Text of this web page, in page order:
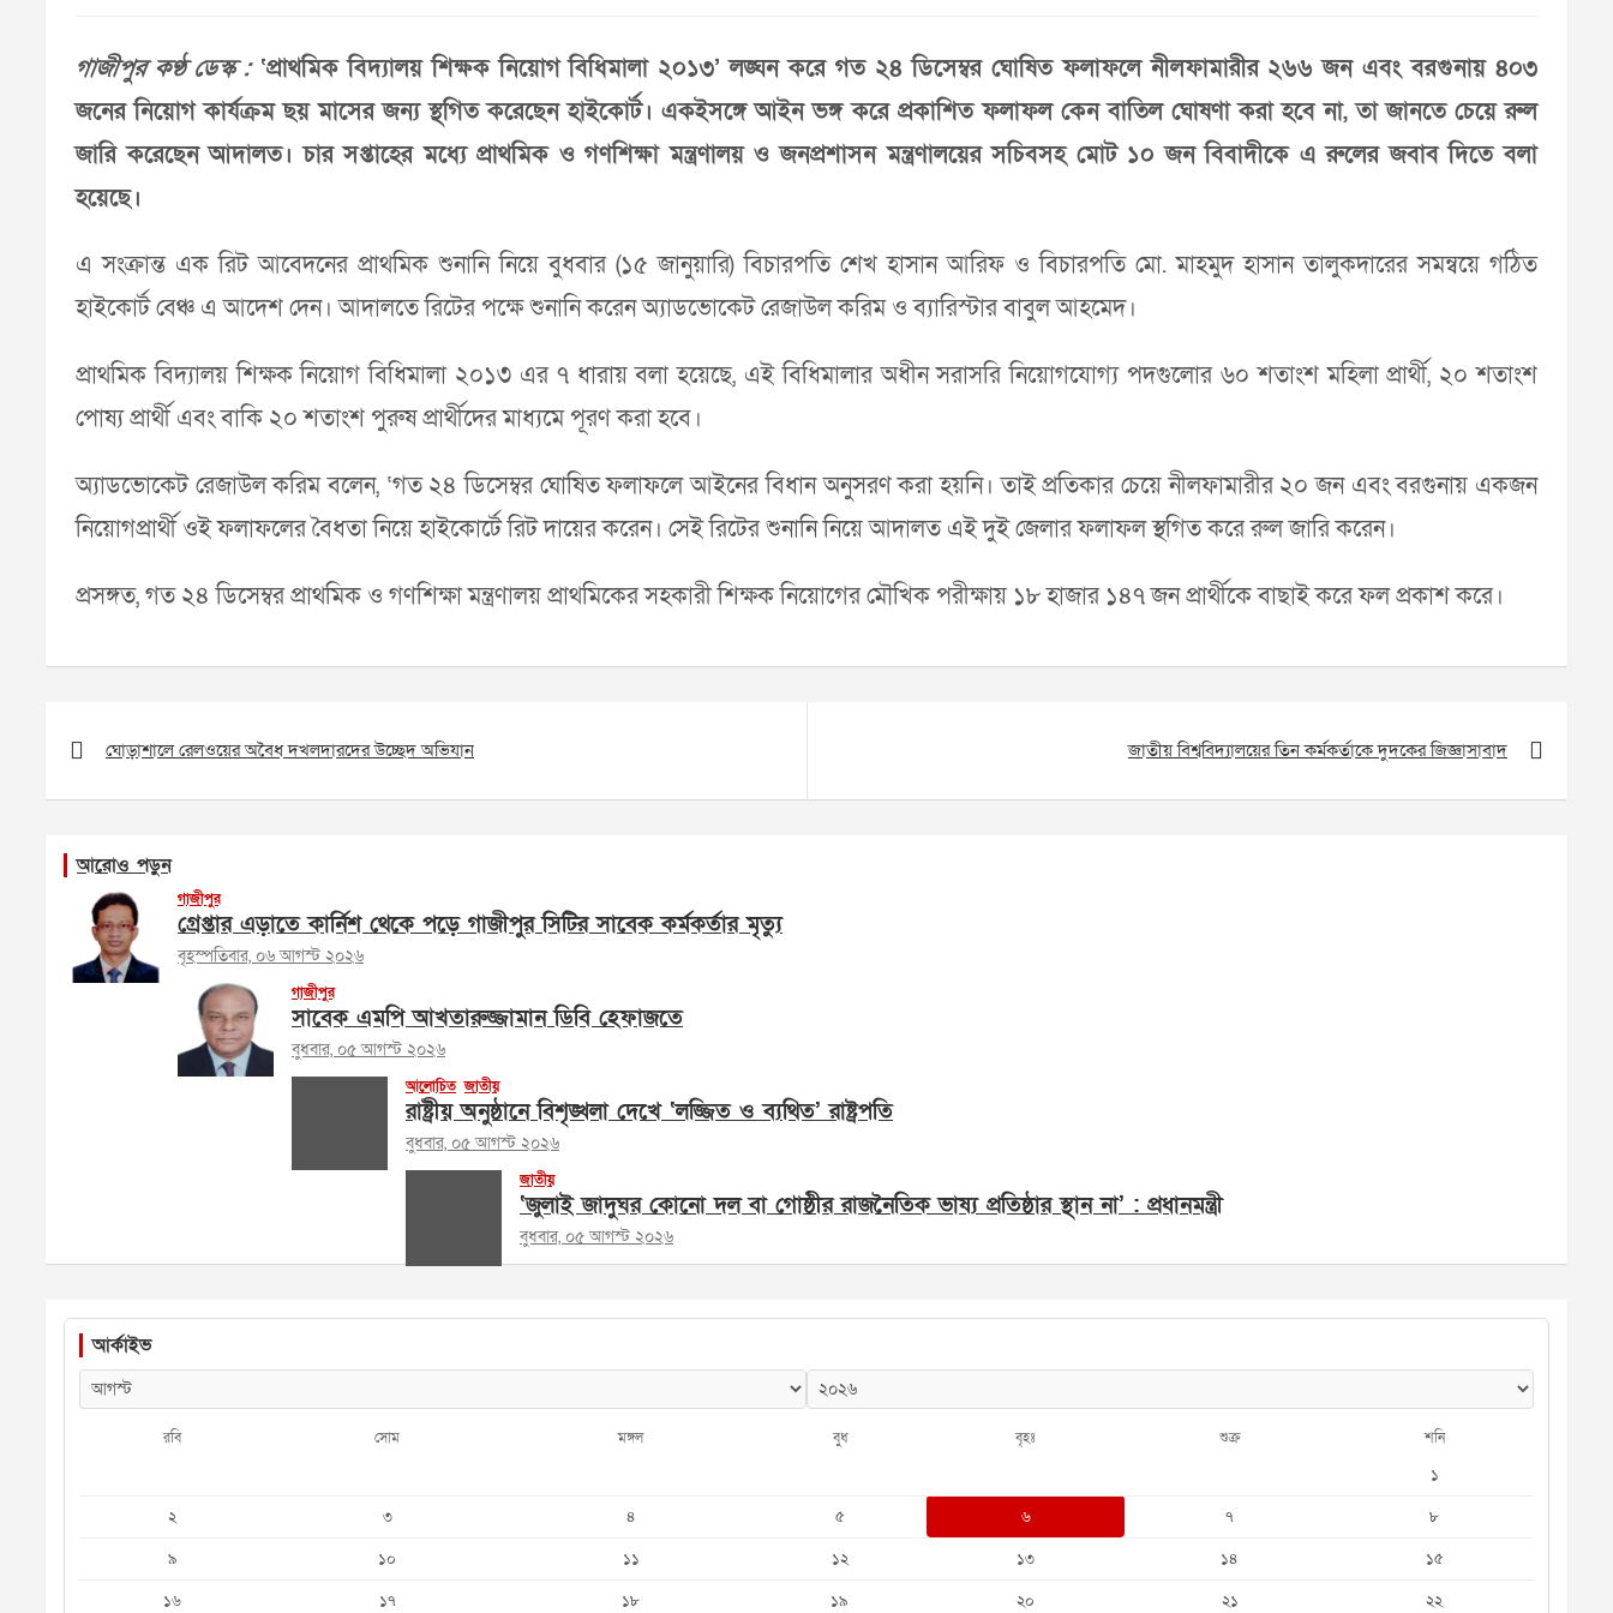
গাজীপুর কণ্ঠ ডেস্ক :‘প্রাথমিক বিদ্যালয় শিক্ষক নিয়োগ বিধিমালা ২০১৩’ লঙ্ঘন করে গত ২৪ ডিসেম্বর ঘোষিত ফলাফলে নীলফামারীর ২৬৬ জন এবং বরগুনায় ৪০৩
জনের নিয়োগ কার্যক্রম ছয় মাসের জন্য স্থগিত করেছেন হাইকোর্ট। একইসঙ্গে আইন ভঙ্গ করে প্রকাশিত ফলাফল কেন বাতিল ঘোষণা করা হবে না, তা জানতে চেয়ে রুল
জারি করেছেন আদালত। চার সপ্তাহের মধ্যে প্রাথমিক ও গণশিক্ষা মন্ত্রণালয় ও জনপ্রশাসন মন্ত্রণালয়ের সচিবসহ মোট ১০ জন বিবাদীকে এ রুলের জবাব দিতে বলা
হয়েছে।
এ সংক্রান্ত এক রিট আবেদনের প্রাথমিক শুনানি নিয়ে বুধবার (১৫ জানুয়ারি) বিচারপতি শেখ হাসান আরিফ ও বিচারপতি মো. মাহমুদ হাসান তালুকদারের সমন্বয়ে গঠিত
হাইকোর্ট বেঞ্চ এ আদেশ দেন। আদালতে রিটের পক্ষে শুনানি করেন অ্যাডভোকেট রেজাউল করিম ও ব্যারিস্টার বাবুল আহমেদ।
প্রাথমিক বিদ্যালয় শিক্ষক নিয়োগ বিধিমালা ২০১৩ এর ৭ ধারায় বলা হয়েছে, এই বিধিমালার অধীন সরাসরি নিয়োগযোগ্য পদগুলোর ৬০ শতাংশ মহিলা প্রার্থী, ২০ শতাংশ
পোষ্য প্রার্থী এবং বাকি ২০ শতাংশ পুরুষ প্রার্থীদের মাধ্যমে পূরণ করা হবে।
অ্যাডভোকেট রেজাউল করিম বলেন, ‘গত ২৪ ডিসেম্বর ঘোষিত ফলাফলে আইনের বিধান অনুসরণ করা হয়নি। তাই প্রতিকার চেয়ে নীলফামারীর ২০ জন এবং বরগুনায় একজন
নিয়োগপ্রার্থী ওই ফলাফলের বৈধতা নিয়ে হাইকোর্টে রিট দায়ের করেন। সেই রিটের শুনানি নিয়ে আদালত এই দুই জেলার ফলাফল স্থগিত করে রুল জারি করেন।
প্রসঙ্গত, গত ২৪ ডিসেম্বর প্রাথমিক ও গণশিক্ষা মন্ত্রণালয় প্রাথমিকের সহকারী শিক্ষক নিয়োগের মৌখিক পরীক্ষায় ১৮ হাজার ১৪৭ জন প্রার্থীকে বাছাই করে ফল প্রকাশ করে।
navigation
ঘোড়াশালে রেলওয়ের অবৈধ দখলদারদের উচ্ছেদ অভিযান জাতীয় বিশ্ব‌বিদ্যালয়ের তিন কর্মকর্তাকে দুদকের জিজ্ঞাসাবাদ
আরোও পড়ুন
গাজীপুর
গ্রেপ্তার এড়াতে কার্নিশ থেকে পড়ে গাজীপুর সিটির সাবেক কর্মকর্তার মৃত্যু
বৃহস্পতিবার, ০৬ আগস্ট ২০২৬
গাজীপুর
সাবেক এমপি আখতারুজ্জামান ডিবি হেফাজতে
বুধবার, ০৫ আগস্ট ২০২৬
আলোচিত জাতীয়
রাষ্ট্রীয় অনুষ্ঠানে বিশৃঙ্খলা দেখে ‘লজ্জিত ও ব্যথিত’ রাষ্ট্রপতি
বুধবার, ০৫ আগস্ট ২০২৬
জাতীয়
‘জুলাই জাদুঘর কোনো দল বা গোষ্ঠীর রাজনৈতিক ভাষ্য প্রতিষ্ঠার স্থান না’ : প্রধানমন্ত্রী
বুধবার, ০৫ আগস্ট ২০২৬
আর্কাইভ
রবি সোম মঙ্গল বুধ বৃহঃ শুক্র শনি
১
২
৩ ৪ ৫ ৬ ৭
৮
৯
১০ ১১ ১২ ১৩ ১৪
১৫
১৬
১৭ ১৮ ১৯ ২০ ২১ ২২